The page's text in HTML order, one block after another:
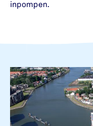
inpompen.